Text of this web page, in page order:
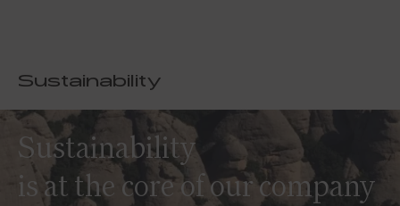
Sustainability
Sustainability
is at the core of our company